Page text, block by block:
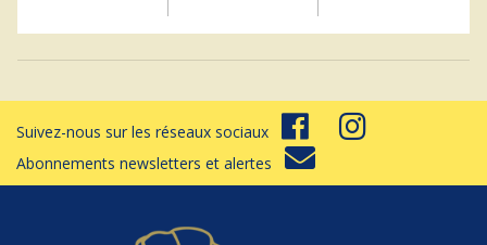
Suivez-nous sur les réseaux sociaux
Abonnements newsletters et alertes